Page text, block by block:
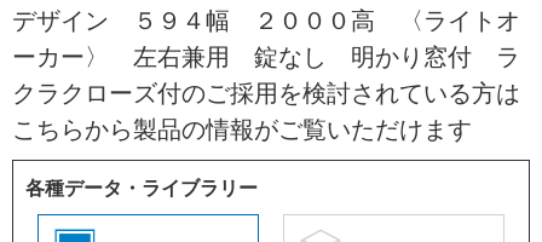
デザイン ５９４幅 ２０００高 〈ライトオ
ーカー〉 左右兼用 錠なし 明かり窓付 ラ
クラクローズ付のご採用を検討されている方は
こちらから製品の情報がご覧いただけます
各種データ・ライブラリー